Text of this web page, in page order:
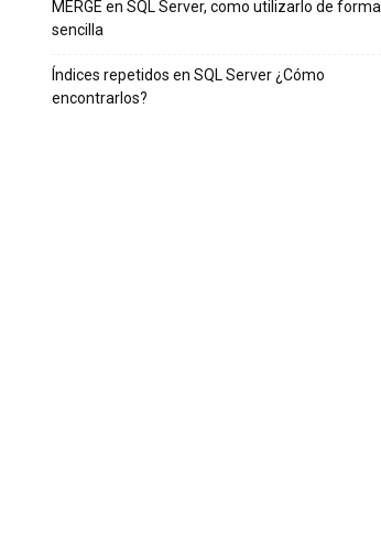
MERGE en SQL Server, como utilizarlo de forma
sencilla
Índices repetidos en SQL Server ¿Cómo
encontrarlos?